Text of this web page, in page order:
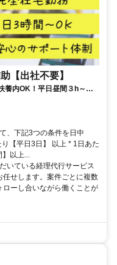
【出社不要】
養内OK！平日昼間３h～。
、下記3つの条件を日中
【平日3日】 以上 * 1日あた
】以上...
いている経理代行サービス
せします。案件ごとに複数
ーし合いながら働くことが